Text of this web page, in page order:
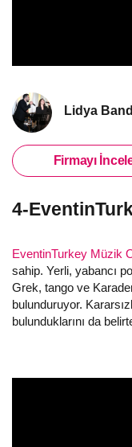
Lidya
Firmayı
4-
EventinTurkey Müzik
sahip. Yerli, yabancı
Grek, tango ve
bulunduruyor.
bulunduklarını da